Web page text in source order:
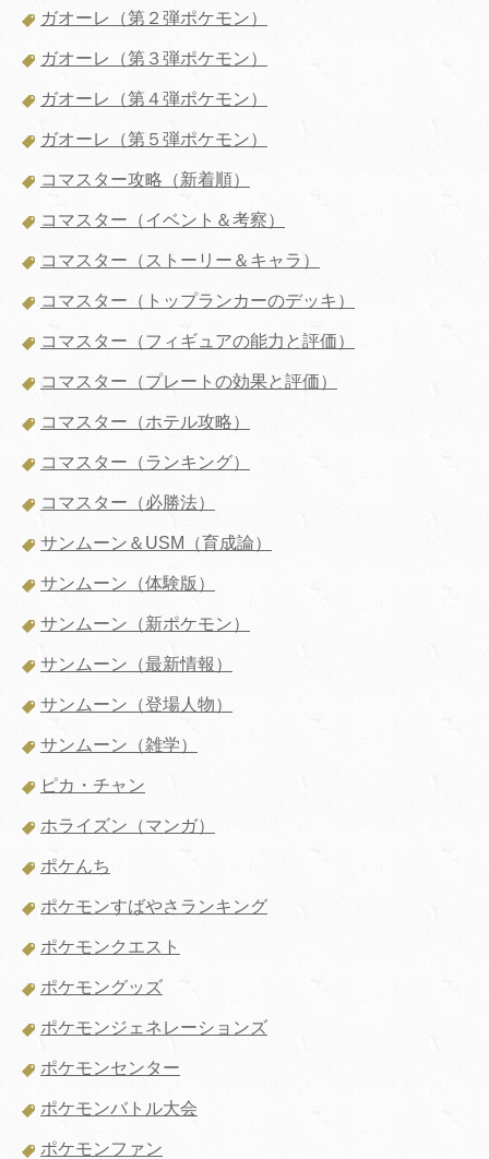
ガオーレ（第２弾ポケモン）
ガオーレ（第３弾ポケモン）
ガオーレ（第４弾ポケモン）
ガオーレ（第５弾ポケモン）
コマスター攻略（新着順）
コマスター（イベント＆考察）
コマスター（ストーリー＆キャラ）
コマスター（トップランカーのデッキ）
コマスター（フィギュアの能力と評価）
コマスター（プレートの効果と評価）
コマスター（ホテル攻略）
コマスター（ランキング）
コマスター（必勝法）
サンムーン＆USM（育成論）
サンムーン（体験版）
サンムーン（新ポケモン）
サンムーン（最新情報）
サンムーン（登場人物）
サンムーン（雑学）
ピカ・チャン
ホライズン（マンガ）
ポケんち
ポケモンすばやさランキング
ポケモンクエスト
ポケモングッズ
ポケモンジェネレーションズ
ポケモンセンター
ポケモンバトル大会
ポケモンファン